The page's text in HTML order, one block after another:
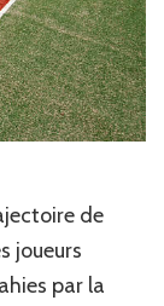
de
joueurs
par la